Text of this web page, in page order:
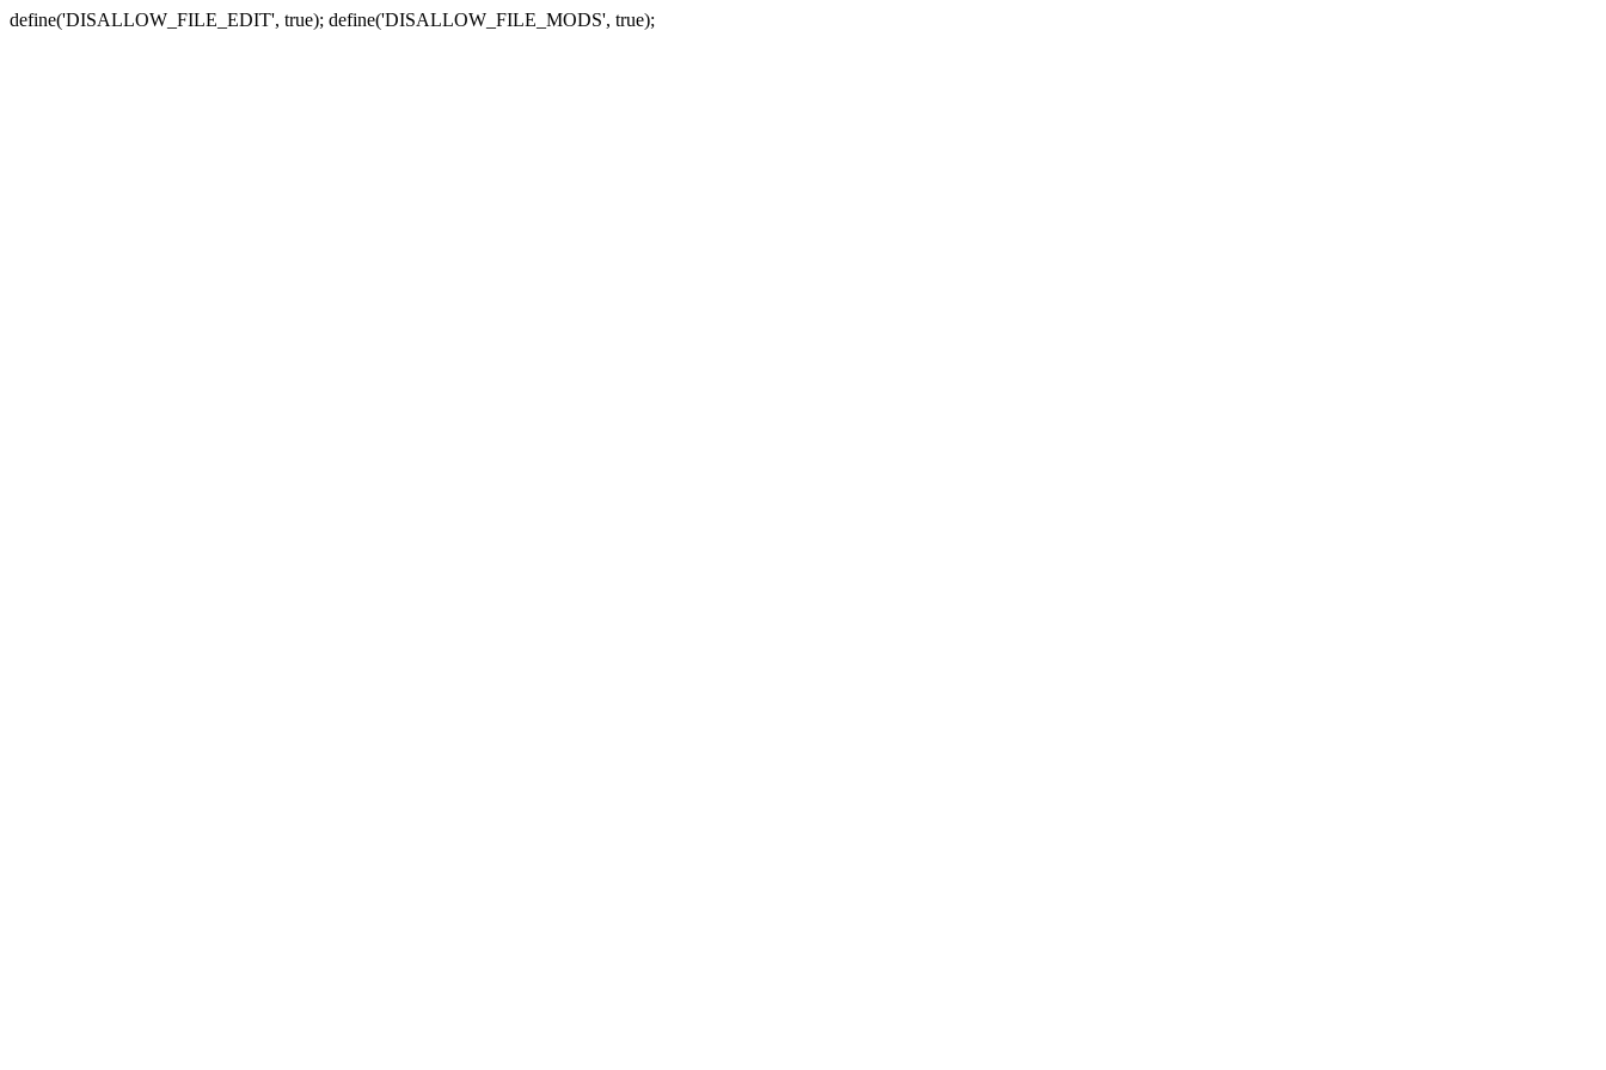
define('DISALLOW_FILE_EDIT', true); define('DISALLOW_FILE_MODS', true);